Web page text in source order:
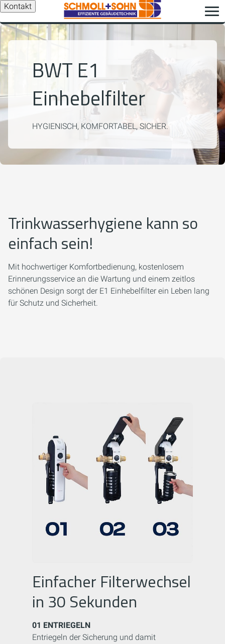
Kontakt
BWT E1
Einhebelfilter
HYGIENISCH, KOMFORTABEL, SICHER.
Trinkwasserhygiene kann so
einfach sein!
Mit hochwertiger Komfortbedienung, kostenlosem
Erinnerungsservice an die Wartung und einem zeitlos
schönen Design sorgt der E1 Einhebelfilter ein Leben lang
für Schutz und Sicherheit.
Einfacher Filterwechsel
in 30 Sekunden
01 ENTRIEGELN
Entriegeln der Sicherung und damit